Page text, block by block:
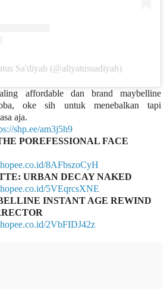
Sa'diyah (@aliyatussadiyah)
affordable dan brand maybelline
oke sih untuk menebalkan tapi
aja.
shp.ee/am3j5h9
POREFESSIONAL FACE
8AFbszoCyH
URBAN DECAY NAKED
5VEqrcsXNE
INSTANT AGE REWIND
2VbFIDJ42z